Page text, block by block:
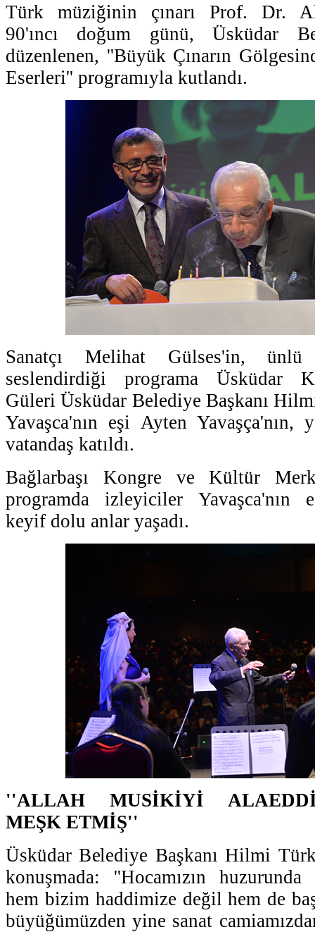
Türk müziğinin çınarı Prof. Dr.
90'ıncı doğum günü, Üsküdar
düzenlenen, ''Büyük Çınarın
Eserleri'' programıyla kutlandı.
Sanatçı Melihat Gülses'in, ünlü
seslendirdiği programa Üsküdar
Güleri Üsküdar Belediye Başkanı
Yavaşca'nın eşi Ayten Yavaşça'nın,
vatandaş katıldı.
Bağlarbaşı Kongre ve Kültür
programda izleyiciler Yavaşca'nın
keyif dolu anlar yaşadı.
''ALLAH MUSİKİYİ
MEŞK ETMİŞ''
Üsküdar Belediye Başkanı Hilmi
konuşmada: ''Hocamızın huzurunda
hem bizim haddimize değil hem de
büyüğümüzden yine sanat